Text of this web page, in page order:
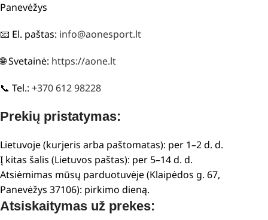
Panevėžys
📧 El. paštas: info@aonesport.lt
🌐 Svetainė: https://aone.lt
📞 Tel.: +370 612 98228
Prekių pristatymas:
Lietuvoje (kurjeris arba paštomatas): per 1–2 d. d.
Į kitas šalis (Lietuvos paštas): per 5–14 d. d.
Atsiėmimas mūsų parduotuvėje (Klaipėdos g. 67,
Panevėžys 37106): pirkimo dieną.
Atsiskaitymas už prekes: